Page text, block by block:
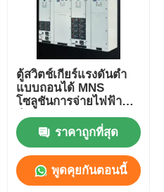
ตู้สวิตช์เกียร์แรงดันต่ำ
แบบถอนได้ MNS
โซลูชันการจ่ายไฟฟ้า
สำหรับอุตสาหกรรมและ
เชิงพาณิชย์ราคาถูกที่สุด
พูดคุยกันตอนนี้